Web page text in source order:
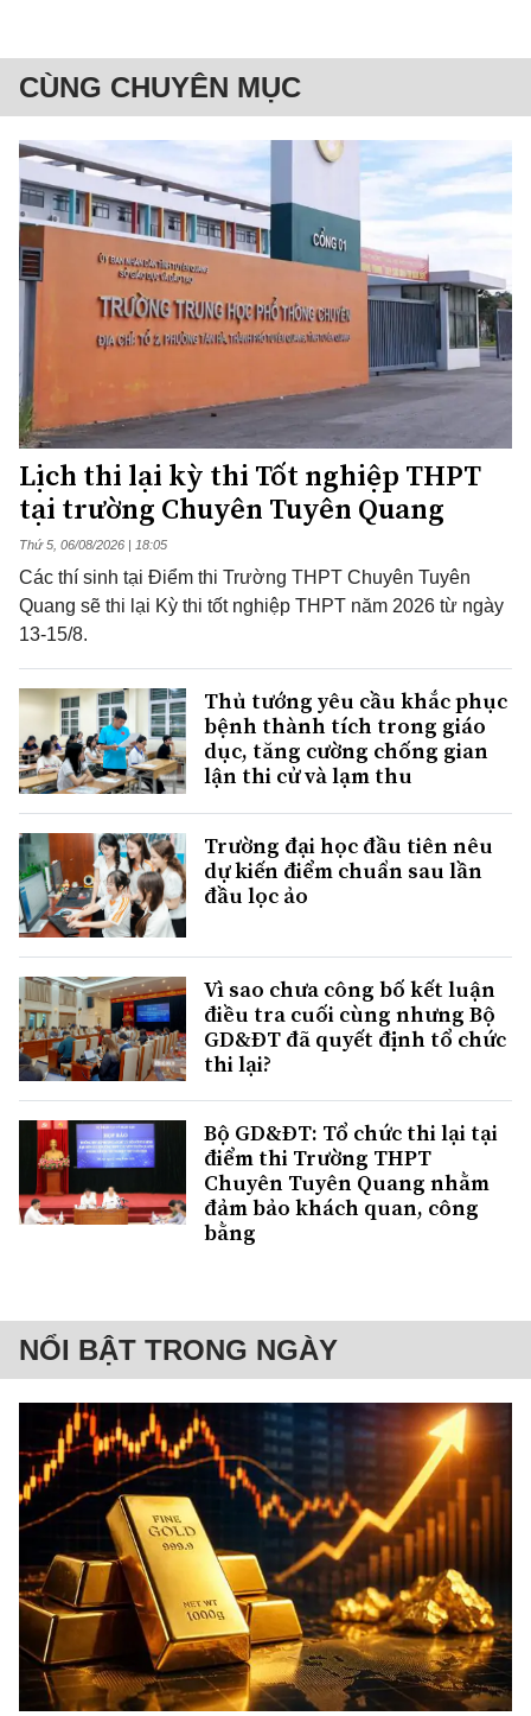
CÙNG CHUYÊN MỤC
Lịch thi lại kỳ thi Tốt nghiệp THPT
tại trường Chuyên Tuyên Quang
Thứ 5, 06/08/2026 | 18:05
Các thí sinh tại Điểm thi Trường THPT Chuyên Tuyên
Quang sẽ thi lại Kỳ thi tốt nghiệp THPT năm 2026 từ ngày
13-15/8.
Thủ tướng yêu cầu khắc phục
bệnh thành tích trong giáo
dục, tăng cường chống gian
lận thi cử và lạm thu
Trường đại học đầu tiên nêu
dự kiến điểm chuẩn sau lần
đầu lọc ảo
Vì sao chưa công bố kết luận
điều tra cuối cùng nhưng Bộ
GD&ĐT đã quyết định tổ chức
thi lại?
Bộ GD&ĐT: Tổ chức thi lại tại
điểm thi Trường THPT
Chuyên Tuyên Quang nhằm
đảm bảo khách quan, công
bằng
NỔI BẬT TRONG NGÀY